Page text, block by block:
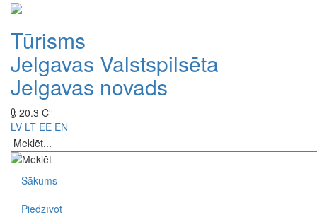
Tūrisms
Jelgavas Valstspilsēta
Jelgavas novads
20.3 C°
LV LT EE EN
Sākums
Piedzīvot